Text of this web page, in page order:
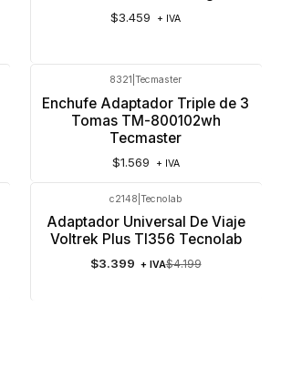
$3.459 + IVA
8321 |Tecmaster
Enchufe Adaptador Triple de 3
Tomas TM-800102wh
Tecmaster
$1.569 + IVA
-19% OFF
c2148 Tecnolab
Adaptador Universal De Viaje
Voltrek Plus Tl356 Tecnolab
$3.399 + IVA$4.199